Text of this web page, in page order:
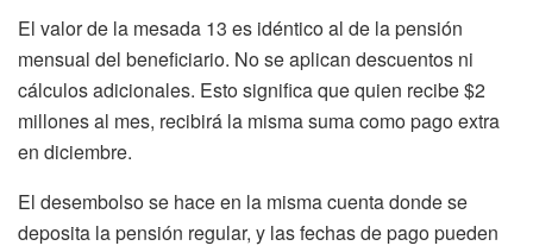
El valor de la mesada 13 es idéntico al de la pensión
mensual del beneficiario. No se aplican descuentos ni
cálculos adicionales. Esto significa que quien recibe $2
millones al mes, recibirá la misma suma como pago extra
en diciembre.
El desembolso se hace en la misma cuenta donde se
deposita la pensión regular, y las fechas de pago pueden